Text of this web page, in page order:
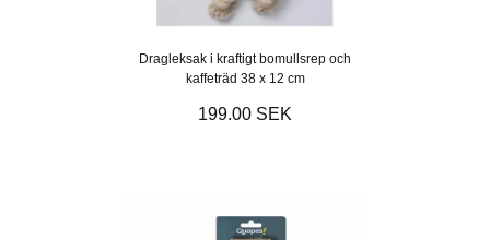
Dragleksak i kraftigt bomullsrep och
kaffeträd 38 x 12 cm
199.00 SEK